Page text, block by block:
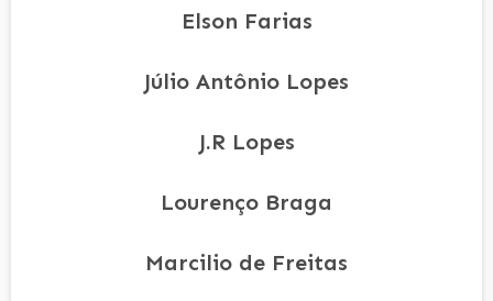
Elson Farias
Júlio Antônio Lopes
J.R Lopes
Lourenço Braga
Marcilio de Freitas